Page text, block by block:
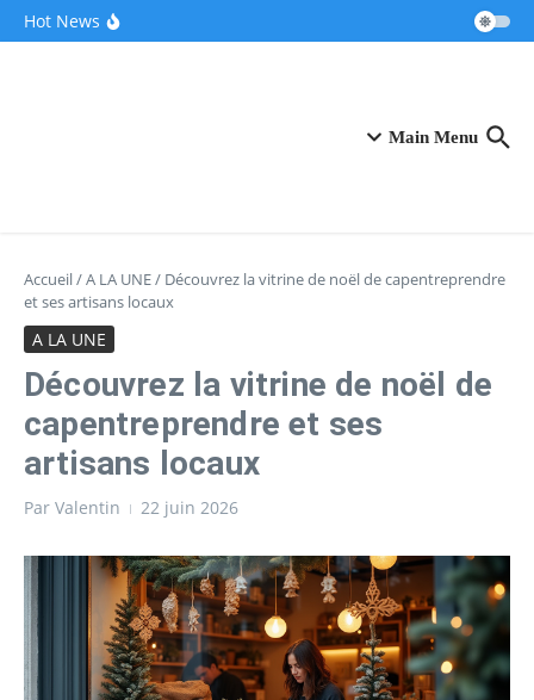
Aller au contenu
Hot News
Main Menu
Accueil/A LA UNE/ Découvrez la vitrine de noël de capentreprendre
et ses artisans locaux
A LA UNE
Découvrez la vitrine de noël de
capentreprendre et ses
artisans locaux
Par Valentin 22 juin 2026